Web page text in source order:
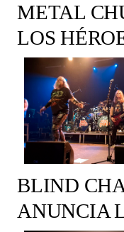
METAL
LOS
BLIND
ANUNCIA